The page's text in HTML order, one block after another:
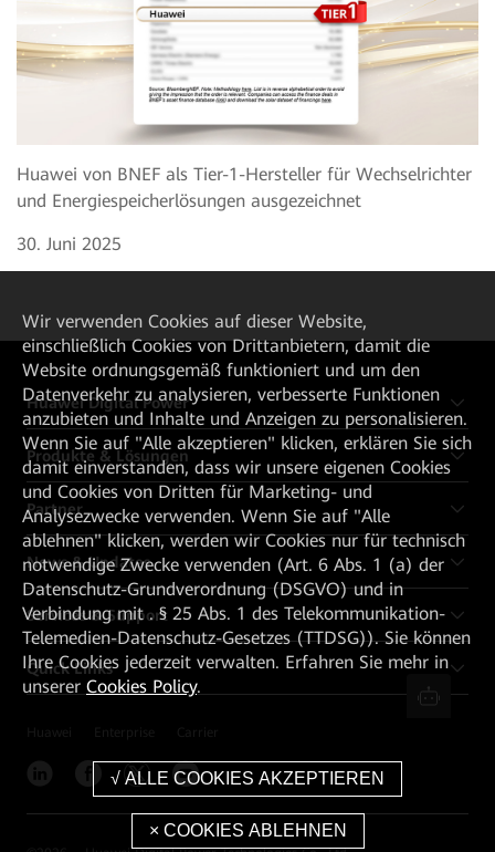
Huawei von BNEF als Tier-1-Hersteller für Wechselrichter
und Energiespeicherlösungen ausgezeichnet
30. Juni 2025
Huawei Digital Power
Produkte & Lösungen
Partner
News & Updates
Services & Support
Quick Links
Wir verwenden Cookies auf dieser Website,
einschließlich Cookies von Drittanbietern, damit die
Website ordnungsgemäß funktioniert und um den
Datenverkehr zu analysieren, verbesserte Funktionen
anzubieten und Inhalte und Anzeigen zu personalisieren.
Wenn Sie auf "Alle akzeptieren" klicken, erklären Sie sich
damit einverstanden, dass wir unsere eigenen Cookies
und Cookies von Dritten für Marketing- und
Analysezwecke verwenden. Wenn Sie auf "Alle
ablehnen" klicken, werden wir Cookies nur für technisch
notwendige Zwecke verwenden (Art. 6 Abs. 1 (a) der
Datenschutz-Grundverordnung (DSGVO) und in
Verbindung mit . § 25 Abs. 1 des Telekommunikation-
Telemedien-Datenschutz-Gesetzes (TTDSG)). Sie können
Ihre Cookies jederzeit verwalten. Erfahren Sie mehr in
unserer Cookies Policy.